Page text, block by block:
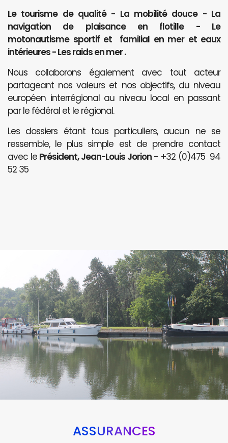
Le tourisme de qualité - La mobilité douce - La
navigation de plaisance en flotille - Le
motonautisme sportif et familial en mer et eaux
intérieures - Les raids en mer .
Nous collaborons également avec tout acteur
partageant nos valeurs et nos objectifs, du niveau
européen interrégional au niveau local en passant
par le fédéral et le régional.
Les dossiers étant tous particuliers, aucun ne se
ressemble, le plus simple est de prendre contact
avec le Président, Jean-Louis Jorion- +32 (0)475 94
52 35
ASSURANCES